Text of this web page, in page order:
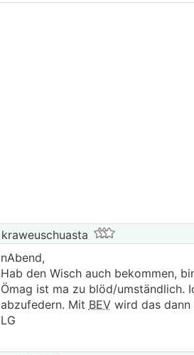
kraweuschuasta
nAbend,
Hab den Wisch auch bekommen,
Ömag ist ma zu blöd/umständlich.
abzufedern. Mit BEVwird das dann
LG